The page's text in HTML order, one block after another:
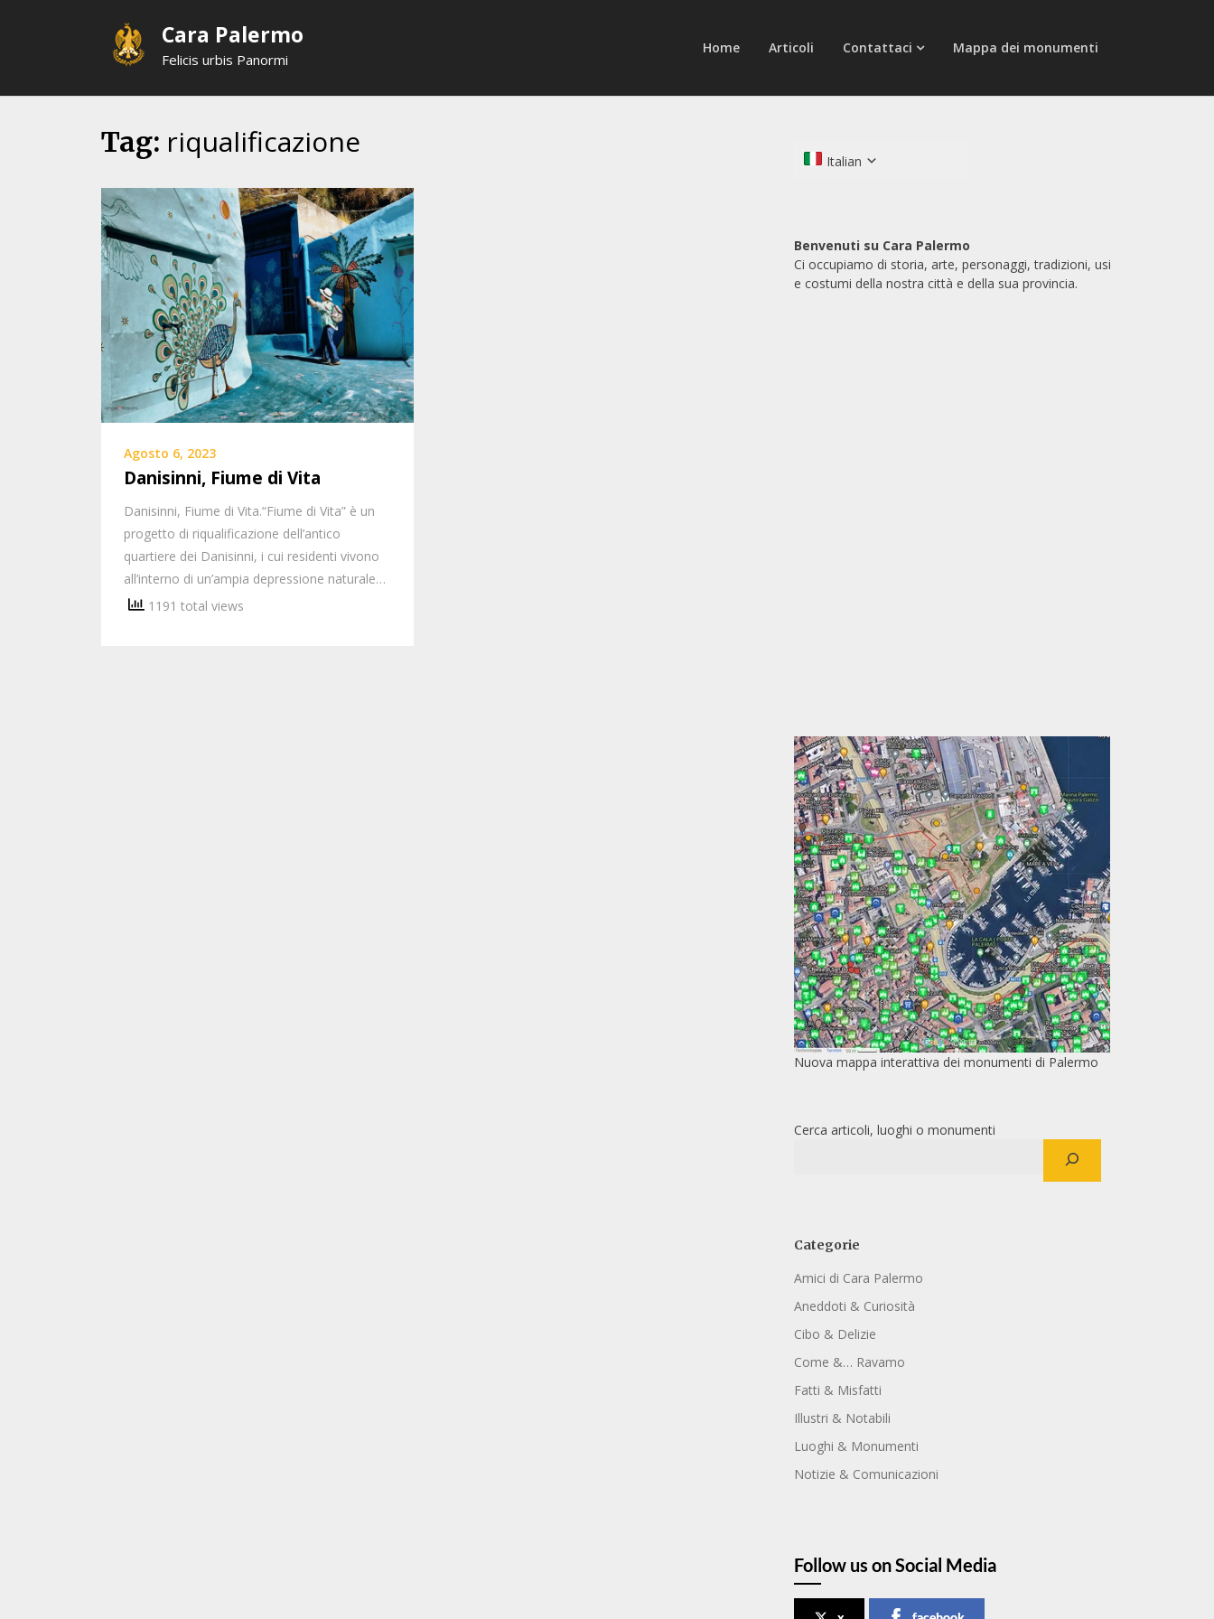
Cara Palermo
Felicis urbis Panormi
Home Articoli Contattaci Mappa dei monumenti
Tag: riqualificazione
Agosto 6, 2023
Danisinni, Fiume di Vita
Danisinni, Fiume di Vita.“Fiume di Vita” è un
progetto di riqualificazione dell’antico
quartiere dei Danisinni, i cui residenti vivono
all’interno di un’ampia depressione naturale…
1191 total views
Italian
Benvenuti su Cara Palermo
Ci occupiamo di storia, arte, personaggi, tradizioni, usi
e costumi della nostra città e della sua provincia.
Nuova mappa interattiva dei monumenti di Palermo
Cerca articoli, luoghi o monumenti
Categorie
Amici di Cara Palermo
Aneddoti & Curiosità
Cibo & Delizie
Come &… Ravamo
Fatti & Misfatti
Illustri & Notabili
Luoghi & Monumenti
Notizie & Comunicazioni
Follow us on Social Media